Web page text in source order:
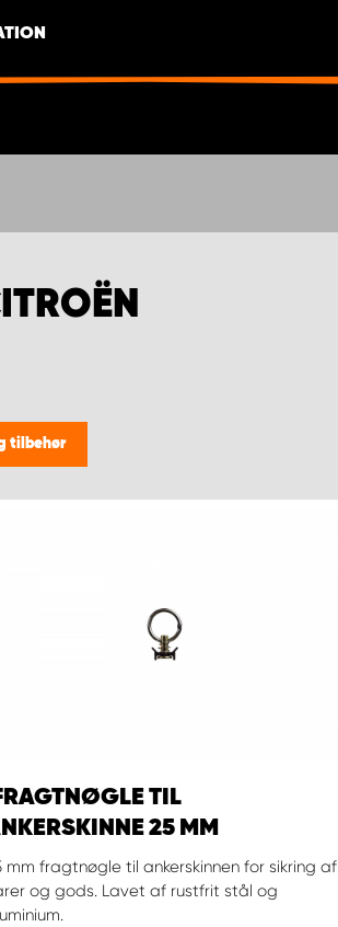
tilbehør
TIL
25 MM
mm fragtnøgle til ankerskinnen for sikring af
og gods. Lavet af rustfrit stål og